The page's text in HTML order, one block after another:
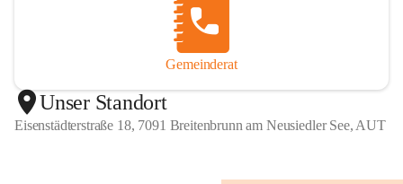
Gemeinderat
Unser Standort
Eisenstädterstraße 18, 7091 Breitenbrunn am Neusiedler See, AUT